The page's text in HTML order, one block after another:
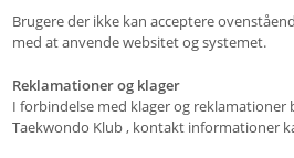
Brugere der ikke kan acceptere
med at anvende websitet og systemet.
Reklamationer og klager
I forbindelse med klager og reklamationer
Taekwondo Klub , kontakt informationer